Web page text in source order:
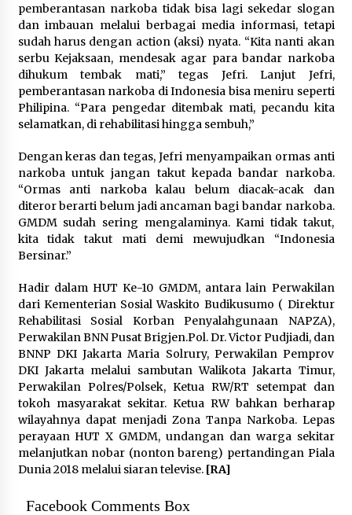
pemberantasan narkoba tidak bisa lagi sekedar slogan
dan imbauan melalui berbagai media informasi, tetapi
sudah harus dengan action (aksi) nyata. “Kita nanti akan
serbu Kejaksaan, mendesak agar para bandar narkoba
dihukum tembak mati,” tegas Jefri. Lanjut Jefri,
pemberantasan narkoba di Indonesia bisa meniru seperti
Philipina. “Para pengedar ditembak mati, pecandu kita
selamatkan, di rehabilitasi hingga sembuh,”
Dengan keras dan tegas, Jefri menyampaikan ormas anti
narkoba untuk jangan takut kepada bandar narkoba.
“Ormas anti narkoba kalau belum diacak-acak dan
diteror berarti belum jadi ancaman bagi bandar narkoba.
GMDM sudah sering mengalaminya. Kami tidak takut,
kita tidak takut mati demi mewujudkan “Indonesia
Bersinar.”
Hadir dalam HUT Ke-10 GMDM, antara lain Perwakilan
dari Kementerian Sosial Waskito Budikusumo ( Direktur
Rehabilitasi Sosial Korban Penyalahgunaan NAPZA),
Perwakilan BNN Pusat Brigjen.Pol. Dr. Victor Pudjiadi, dan
BNNP DKI Jakarta Maria Solrury, Perwakilan Pemprov
DKI Jakarta melalui sambutan Walikota Jakarta Timur,
Perwakilan Polres/Polsek, Ketua RW/RT setempat dan
tokoh masyarakat sekitar. Ketua RW bahkan berharap
wilayahnya dapat menjadi Zona Tanpa Narkoba. Lepas
perayaan HUT X GMDM, undangan dan warga sekitar
melanjutkan nobar (nonton bareng) pertandingan Piala
Dunia 2018 melalui siaran televise. [RA]
Facebook Comments Box